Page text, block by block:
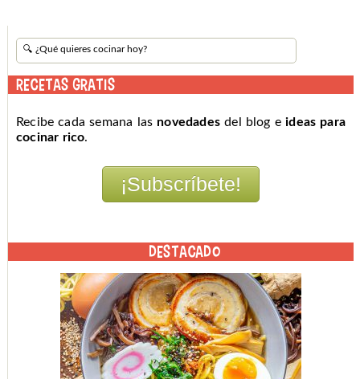
RECETAS GRATIS
Recibe cada semana las novedades del blog eideas para
cocinar rico.
DESTACADO